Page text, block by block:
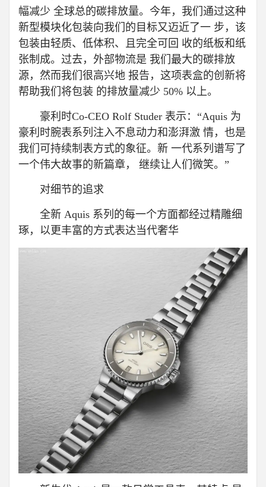
幅减少 全球总的碳排放量。今年，我们通过这种
新型模块化包装向我们的目标又迈近了一 步，该
包装由轻质、低体积、且完全可回 收的纸板和纸
张制成。过去，外部物流是 我们最大的碳排放
源，然而我们很高兴地 报告，这项表盒的创新将
帮助我们将包装 的排放量减少 50% 以上。
豪利时Co-CEO Rolf Studer 表示：“Aquis 为
豪利时腕表系列注入不息动力和澎湃激 情，也是
我们可持续制表方式的象征。新 一代系列谱写了
一个伟大故事的新篇章， 继续让人们微笑。”
对细节的追求
全新 Aquis 系列的每一个方面都经过精雕细
琢，以更丰富的方式表达当代奢华